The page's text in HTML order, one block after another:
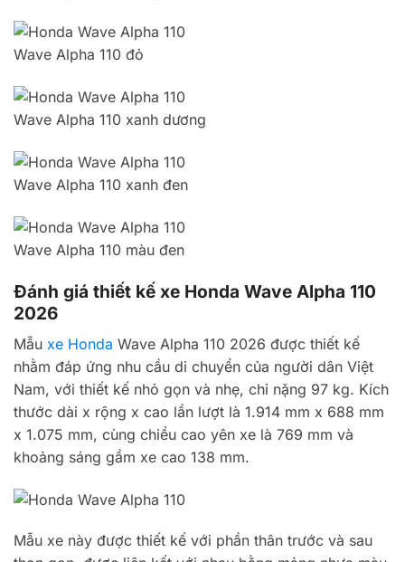
Wave Alpha 110 đỏ
Wave Alpha 110 xanh dương
Wave Alpha 110 xanh đen
Wave Alpha 110 màu đen
Đánh giá thiết kế xe Honda Wave Alpha 110
2026
Mẫu xe Honda Wave Alpha 110 2026 được thiết kế
nhằm đáp ứng nhu cầu di chuyển của người dân Việt
Nam, với thiết kế nhỏ gọn và nhẹ, chỉ nặng 97 kg. Kích
thước dài x rộng x cao lần lượt là 1.914 mm x 688 mm
x 1.075 mm, cùng chiều cao yên xe là 769 mm và
khoảng sáng gầm xe cao 138 mm.
Mẫu xe này được thiết kế với phần thân trước và sau